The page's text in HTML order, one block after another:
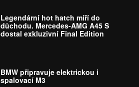
Legendární hot hatch míří do
důchodu. Mercedes-AMG A45 S
dostal exkluzivní Final Edition
BMW připravuje elektrickou i
spalovací M3